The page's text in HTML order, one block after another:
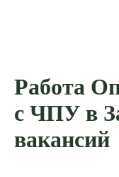
Работа
с ЧПУ в
вакансий